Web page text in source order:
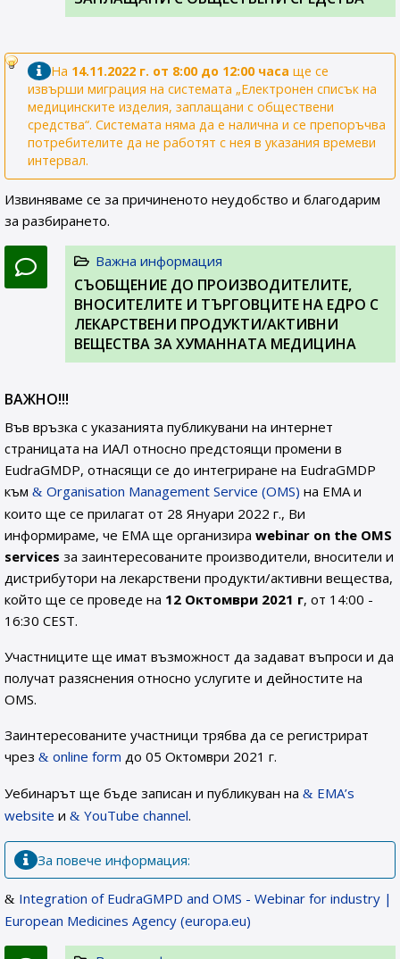
На 14.11.2022 г. от 8:00 до 12:00 часа ще се
извърши миграция на системата „Електронен списък на
медицинските изделия, заплащани с обществени
средства“. Системата няма да е налична и се препоръчва
потребителите да не работят с нея в указания времеви
интервал.
Извиняваме се за причиненото неудобство и благодарим
за разбирането.
Важна информация
СЪОБЩЕНИЕ ДО ПРОИЗВОДИТЕЛИТЕ,
ВНОСИТЕЛИТЕ И ТЪРГОВЦИТЕ НА ЕДРО С
ЛЕКАРСТВЕНИ ПРОДУКТИ/АКТИВНИ
ВЕЩЕСТВА ЗА ХУМАННАТА МЕДИЦИНА
ВАЖНО!!!
Във връзка с указанията публикувани на интернет
страницата на ИАЛ относно предстоящи промени в
EudraGMDP, отнасящи се до интегриране на EudraGMDP
към
Organisation Management Service (OMS) на EMA и
които ще се прилагат от 28 Януари 2022 г., Ви
информираме, че EMA ще организира webinar on the OMS
services за заинтересованите производители, вносители и
дистрибутори на лекарствени продукти/активни вещества,
който ще се проведе на 12 Октомври 2021 г, от 14:00 -
16:30 CEST.
Участниците ще имат възможност да задават въпроси и да
получат разяснения относно услугите и дейностите на
OMS.
Заинтересованите участници трябва да се регистрират
чрез
online form до 05 Октомври 2021 г.
Уебинарът ще бъде записан и публикуван на
EMA’s
website и YouTube channel.
За повече информация:
Integration of EudraGMPD and OMS - Webinar for industry |
European Medicines Agency (europa.eu)